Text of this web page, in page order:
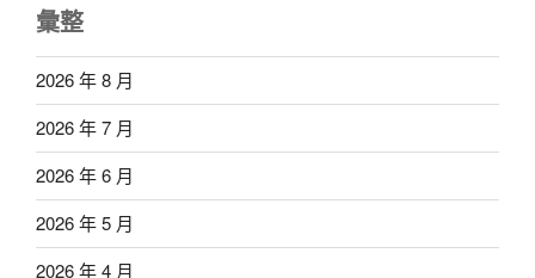
彙整
2026 年 8 月
2026 年 7 月
2026 年 6 月
2026 年 5 月
2026 年 4 月